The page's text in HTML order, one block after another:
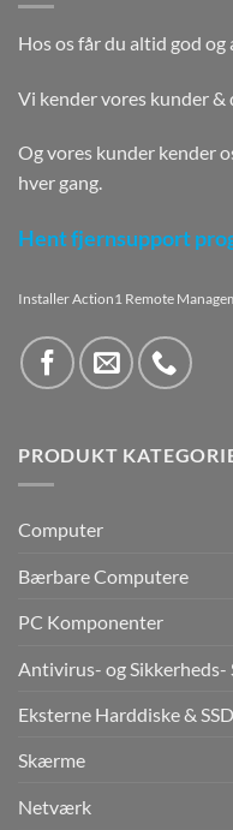
Hos os får du altid god
Vi kender vores kunder &
Og vores kunder kender
hver gang.
Hent fjernsupport
Installer Action1 Remote
PRODUKT
Computer
Bærbare Computere
PC Komponenter
Antivirus- og Sikkerheds-
Eksterne Harddiske &
Skærme
Netværk